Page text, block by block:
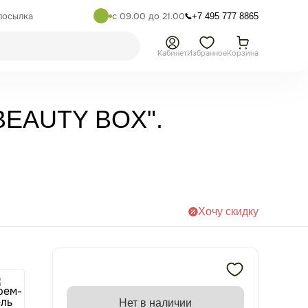
с 09.00 до 21.00 +7 495 777 8865
КабинетИзбранноеКорзина
BOX".
Хочу скидку
Нет в наличии